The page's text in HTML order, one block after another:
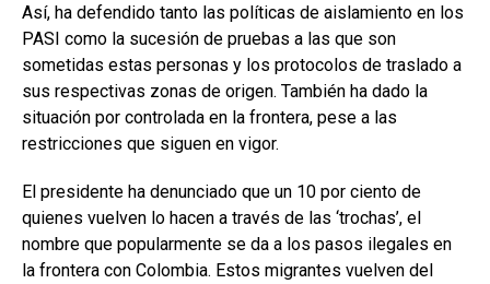
Así, ha defendido tanto las políticas de aislamiento en los
PASI como la sucesión de pruebas a las que son
sometidas estas personas y los protocolos de traslado a
sus respectivas zonas de origen. También ha dado la
situación por controlada en la frontera, pese a las
restricciones que siguen en vigor.
El presidente ha denunciado que un 10 por ciento de
quienes vuelven lo hacen a través de las ‘trochas’, el
nombre que popularmente se da a los pasos ilegales en
la frontera con Colombia. Estos migrantes vuelven del